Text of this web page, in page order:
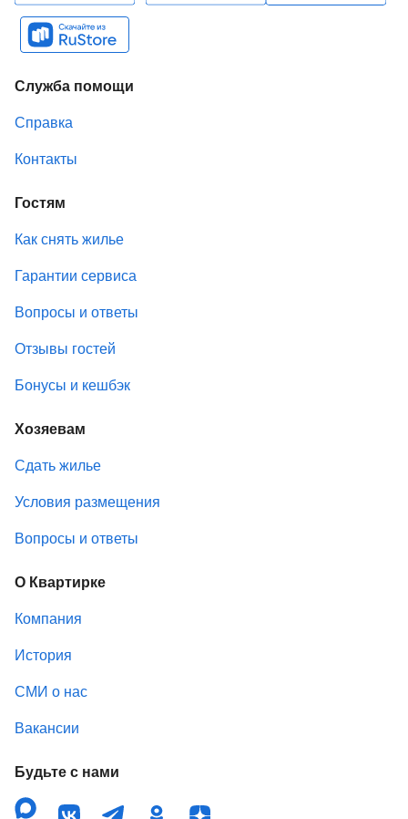
Служба помощи
Справка
Контакты
Гостям
Как снять жилье
Гарантии сервиса
Вопросы и ответы
Отзывы гостей
Бонусы и кешбэк
Хозяевам
Сдать жилье
Условия размещения
Вопросы и ответы
О Квартирке
Компания
История
СМИ о нас
Вакансии
Будьте с нами